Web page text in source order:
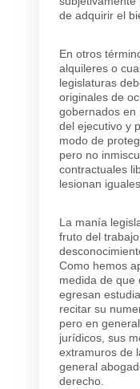
de adquirir el
En otros
alquileres o
legislaturas
originales de
gobernados en
del ejecutivo y
modo de
pero no
contractuales
lesionan
La manía
fruto del
Como hemos
medida de que
egresan
recitar su
pero en
jurídicos, sus
extramuros de
general
derecho.